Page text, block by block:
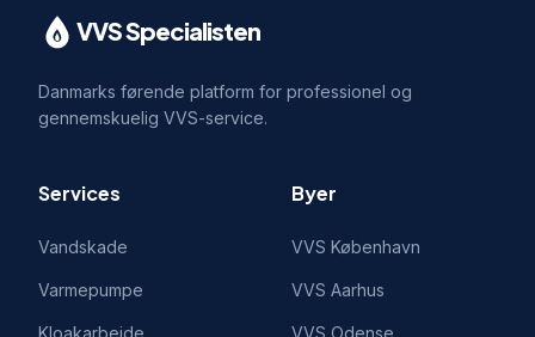
VVS Specialisten
Danmarks førende platform for professionel og
gennemskuelig VVS-service.
Services
Vandskade
Varmepumpe
Kloakarbejde
Byer
VVS København
VVS Aarhus
VVS Odense